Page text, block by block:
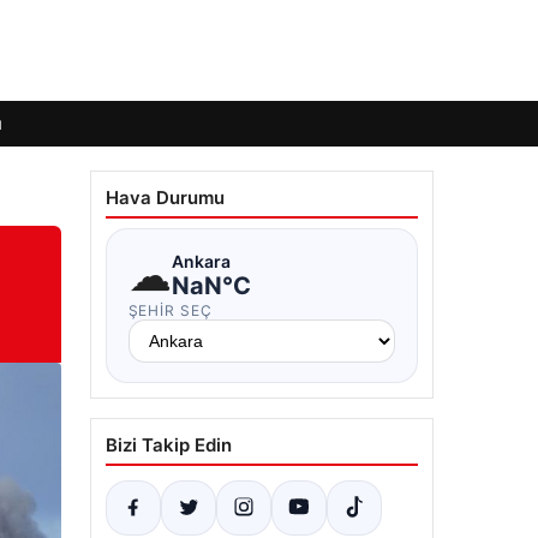
Hava Durumu
☁Ankara
NaN°C
ŞEHIR SEÇ
Bizi Takip Edin